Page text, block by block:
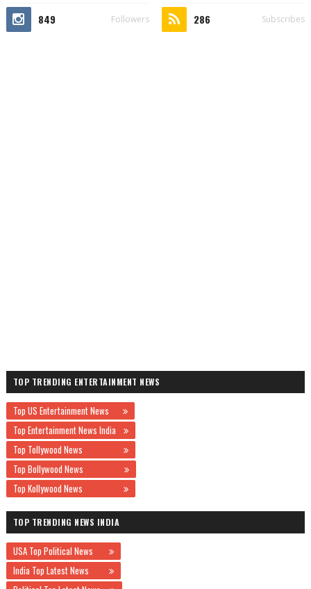
849 Followers 286 Subscribes
TOP TRENDING ENTERTAINMENT NEWS
Top US Entertainment News
Top Entertainment News India
Top Tollywood News
Top Bollywood News
Top Kollywood News
TOP TRENDING NEWS INDIA
USA Top Political News
India Top Latest News